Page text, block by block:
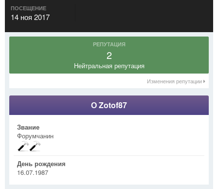
ПОСЕЩЕНИЕ
14 ноя 2017
РЕПУТАЦИЯ
2
Нейтральная репутация
Изменения репутации
О Zotof87
Звание
Форумчанин
День рождения
16.07.1987